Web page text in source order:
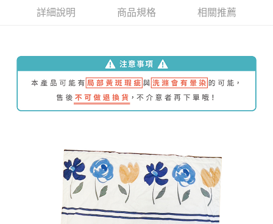
詳細說明 商品規格 相關推薦